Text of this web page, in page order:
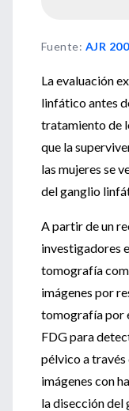
Fuente: AJR
La evaluación
linfático antes
tratamiento de
que la
las mujeres se
del ganglio
A partir de un
investigadores
tomografía
imágenes por
tomografía por
FDG para
pélvico a través
imágenes con
la disección